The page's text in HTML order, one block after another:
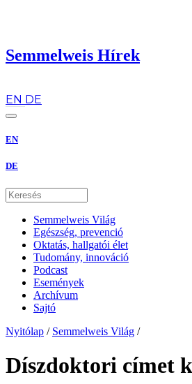
Semmelweis Hírek
EN DE
EN
DE
Semmelweis Világ
Egészség, prevenció
Oktatás, hallgatói élet
Tudomány, innováció
Podcast
Események
Archívum
Sajtó
Nyitólap / Semmelweis Világ /
Díszdoktori címet